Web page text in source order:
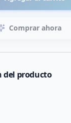
Comprar ahora
del producto